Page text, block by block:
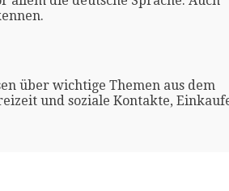
über wichtige Themen aus dem
und soziale Kontakte,